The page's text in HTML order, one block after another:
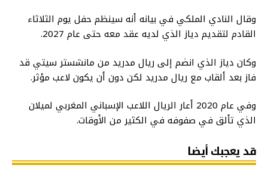
وقال النادي الملكي في بيانه أنه سينظم حفل يوم الثلاثاء
القادم لتقديم دياز الذي لديه عقد معه حتى عام 2027.
وكان دياز الذي انضم إلى ريال مدريد من مانشستر سيتي قد
فاز بعد ألقاب مع ريال مدريد لكن دون أن يكون لاعب مؤثر.
وفي عام 2020 أعار الريال اللاعب الإسباني المغربي لميلان
الذي تألق في صفوفه في الكثير من الأوقات.
قد يعجبك أيضا